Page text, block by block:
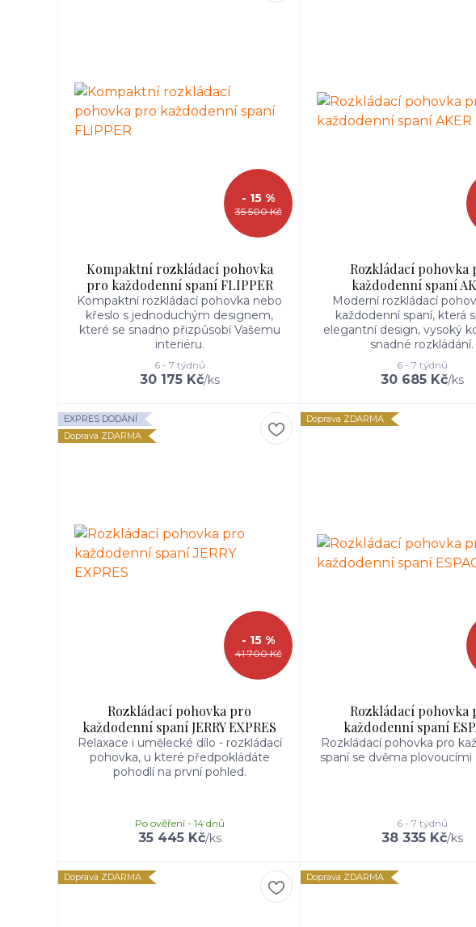
35 500 Kč
- 15 %
Kompaktní rozkládací pohovka
pro každodenní spaní FLIPPER
Kompaktní rozkládací pohovka nebo
křeslo s jednoduchým designem,
které se snadno přizpůsobí Vašemu
interiéru.
30 175 Kč/ks
6 - 7 týdnů
Rozkládací pohovka
každodenní spaní
Moderní rozkládací
každodenní spaní, která
elegantní design, vysoký
snadné rozkládání.
30 685 Kč/ks
6 - 7 týdnů
EXPRES DODÁNÍ
Doprava ZDARMA
41 700 Kč
- 15 %
Rozkládací pohovka pro
každodenní spaní JERRY EXPRES
Relaxace i umělecké dílo - rozkládací
pohovka, u které předpokládáte
pohodlí na první pohled.
35 445 Kč/ks
Po ověření - 14 dnů
Doprava ZDARMA
Rozkládací pohovka
každodenní spaní
Rozkládací pohovka pro
spaní se dvěma plovoucími
38 335 Kč/ks
6 - 7 týdnů
Doprava ZDARMA Doprava ZDARMA